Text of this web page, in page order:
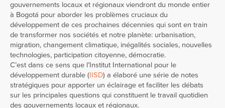
gouvernements locaux et régionaux viendront du monde entier
à Bogotá pour aborder les problèmes cruciaux du
développement de ces prochaines décennies qui sont en train
de transformer nos sociétés et notre planète: urbanisation,
migration, changement climatique, inégalités sociales, nouvelles
technologies, participation citoyenne, démocratie.
C’est dans ce sens que l’Institut International pour le
développement durable (IISD) a élaboré une série de notes
stratégiques pour apporter un éclairage et faciliter les débats
sur les principales questions qui constituent le travail quotidien
des gouvernements locaux et régionaux.